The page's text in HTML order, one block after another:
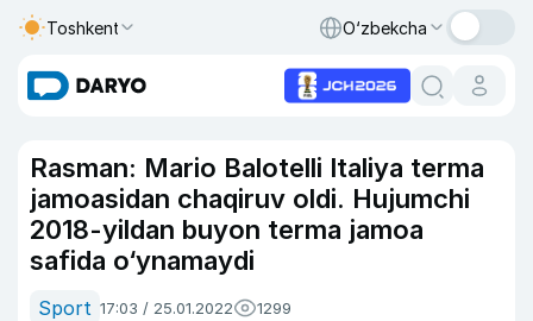
Toshkent O‘zbekcha
Rasman: Mario Balotelli Italiya terma
jamoasidan chaqiruv oldi. Hujumchi
2018-yildan buyon terma jamoa
safida o‘ynamaydi
Sport 17:03 / 25.01.2022 1299